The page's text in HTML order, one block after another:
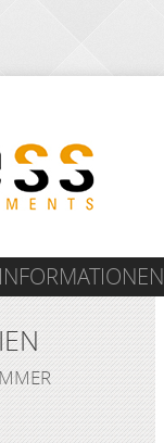
INFORMATIONEN